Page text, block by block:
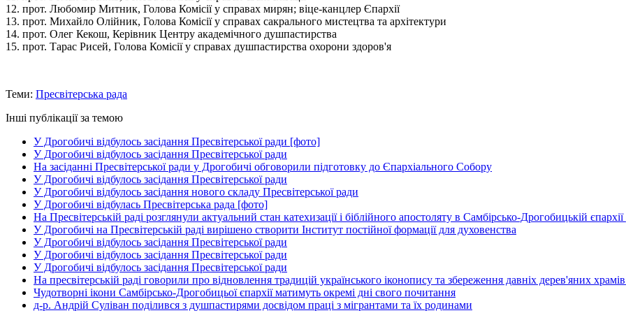
12. прот. Любомир Митник, Голова Комісії у справах мирян; віце-канцлер Єпархії
13. прот. Михайло Олійник, Голова Комісії у справах сакрального мистецтва та архітектури
14. прот. Олег Кекош, Керівник Центру академічного душпастирства
15. прот. Тарас Рисей, Голова Комісії у справах душпастирства охорони здоров'я
Теми: Пресвітерська рада
Інші публікації за темою
У Дрогобичі відбулось засідання Пресвітерської ради [фото]
У Дрогобичі відбулось засідання Пресвітерської ради
На засіданні Пресвітерської ради у Дрогобичі обговорили підготовку до Єпархіального Собору
У Дрогобичі відбулось засідання Пресвітерської ради
У Дрогобичі відбулось засідання нового складу Пресвітерської ради
У Дрогобичі відбулась Пресвітерська рада [фото]
На Пресвітерській раді розглянули актуальний стан катехизації і біблійного апостоляту в Самбірсько-Дрогобицькій
У Дрогобичі на Пресвітерській раді вирішено створити Інститут постійної формації для духовенства
У Дрогобичі відбулось засідання Пресвітерської ради
У Дрогобичі відбулось засідання Пресвітерської ради
У Дрогобичі відбулось засідання Пресвітерської ради
На пресвітерській раді говорили про відновлення традицій українського іконопису та збереження давніх дерев'яних
Чудотворні ікони Самбірсько-Дрогобицьої єпархії матимуть окремі дні свого почитання
д-р. Андрій Суліван поділився з душпастирями досвідом праці з мігрантами та їх родинами